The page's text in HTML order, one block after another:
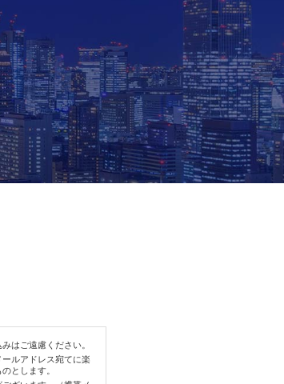
はご遠慮ください。
ルアドレス宛てに楽
とします。